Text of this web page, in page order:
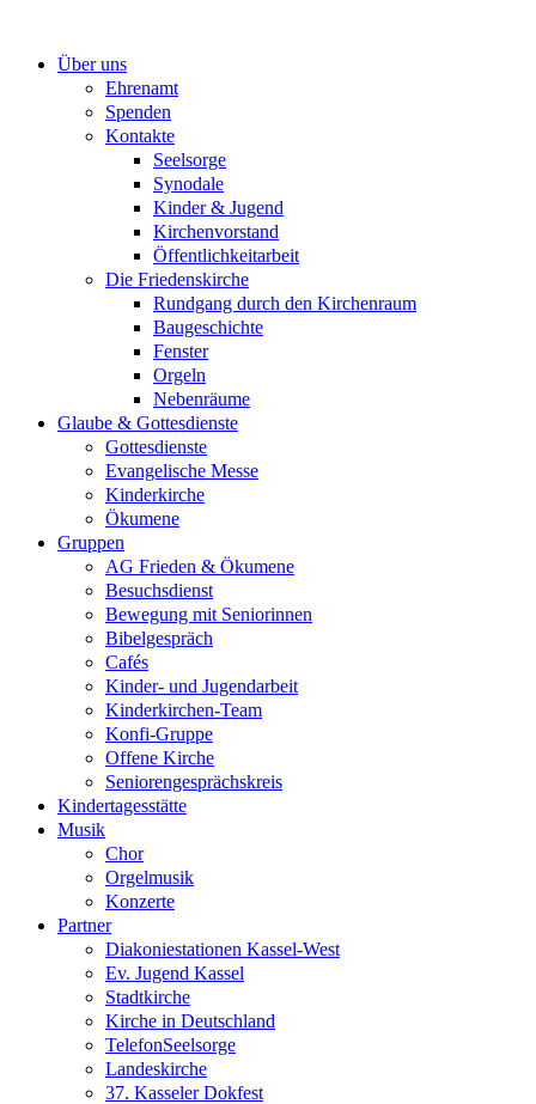
springenÜber uns
Ehrenamt
Spenden
Kontakte
Seelsorge
Synodale
Kinder & Jugend
Kirchenvorstand
Öffentlichkeitarbeit
Die Friedenskirche
Rundgang durch den Kirchenraum
Baugeschichte
Fenster
Orgeln
Nebenräume
Glaube & Gottesdienste
Gottesdienste
Evangelische Messe
Kinderkirche
Ökumene
Gruppen
AG Frieden & Ökumene
Besuchsdienst
Bewegung mit Seniorinnen
Bibelgespräch
Cafés
Kinder- und Jugendarbeit
Kinderkirchen-Team
Konfi-Gruppe
Offene Kirche
Seniorengesprächskreis
Kindertagesstätte
Musik
Chor
Orgelmusik
Konzerte
Partner
Diakoniestationen Kassel-West
Ev. Jugend Kassel
Stadtkirche
Kirche in Deutschland
TelefonSeelsorge
Landeskirche
37. Kasseler Dokfest